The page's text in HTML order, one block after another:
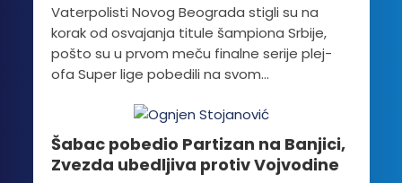
Vaterpolisti Novog Beograda stigli su na
korak od osvajanja titule šampiona Srbije,
pošto su u prvom meču finalne serije plej-
ofa Super lige pobedili na svom...
Šabac pobedio Partizan na Banjici,
Zvezda ubedljiva protiv Vojvodine